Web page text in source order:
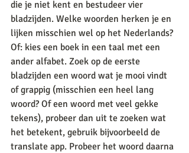
die je niet kent en bestudeer vier
bladzijden. Welke woorden herken je en
lijken misschien wel op het Nederlands?
Of: kies een boek in een taal met een
ander alfabet. Zoek op de eerste
bladzijden een woord wat je mooi vindt
of grappig (misschien een heel lang
woord? Of een woord met veel gekke
tekens), probeer dan uit te zoeken wat
het betekent, gebruik bijvoorbeeld de
translate app. Probeer het woord daarna